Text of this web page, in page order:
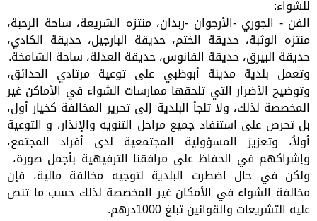
للشواء:
الفن - الجوري -الأرجوان -ربدان، منتزه الشريعة، ساحة الرحبة،
منتزه الوثبة، حديقة الختم، حديقة البارجيل، حديقة الكادي،
حديقة البيرق، حديقة الفانوس، حديقة العدلة، ساحة الشامخة.
وتعمل بلدية مدينة أبوظبي على توعية مرتادي الحدائق،
وتوضيح الأضرار التي تلحقها ممارسات الشواء في الأماكن غير
المخصصة لذلك، ولا تلجأ البلدية إلى تحرير المخالفة كخيار أول،
بل تحرص على استنفاد جميع مراحل التنويه والإنذار، و التوعية
أولاً، وتعزيز المسؤولية المجتمعية لدى أفراد المجتمع،
وإشراكهم في الحفاظ على مرافقنا الترفيهية بأجمل صورة،
ولكن في حال اضطرت البلدية لتوجيه مخالفة مالية، فإن
مخالفة الشواء في الأمكان غير المخصصة لذلك حسب ما تنص
عليه التشريعات والقوانين تبلغ 1000درهم.